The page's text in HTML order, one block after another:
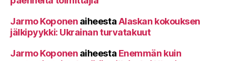
Jarmo Koponen aiheestaAlaskan kokouksen
jälkipyykki: Ukrainan turvatakuut
Jarmo Koponen aiheesta Enemmän kuin